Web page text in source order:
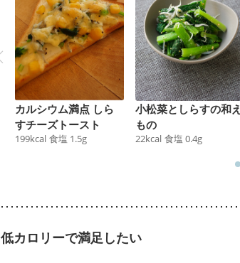
カルシウム満点 しら
すチーズトースト
199kcal 食塩 1.5g
小松菜としらすの和え
もの
22kcal 食塩 0.4g
低カロリーで満足したい